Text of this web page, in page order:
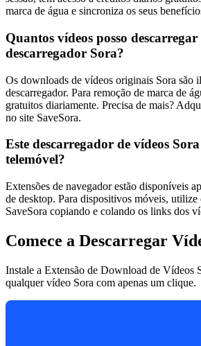
marca de água e sincroniza os seus
Quantos vídeos posso descarregar
descarregador Sora?
Os downloads de vídeos originais Sora são
descarregador. Para remoção de marca de
gratuitos diariamente. Precisa de mais?
no site SaveSora.
Este descarregador de vídeos
telemóvel?
Extensões de navegador estão disponíveis
de desktop. Para dispositivos móveis, utilize
SaveSora copiando e colando os links dos
Comece a Descarregar
Instale a Extensão de Download de Vídeos
qualquer vídeo Sora com apenas um clique.